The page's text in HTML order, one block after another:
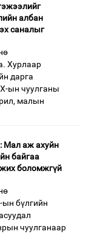
албан
саналыг
Хурлаар
дарга
ын чуулганы
малын
Мал аж ахуйн
байгаа
боломжгүй
бүлгийн
чуулганаар